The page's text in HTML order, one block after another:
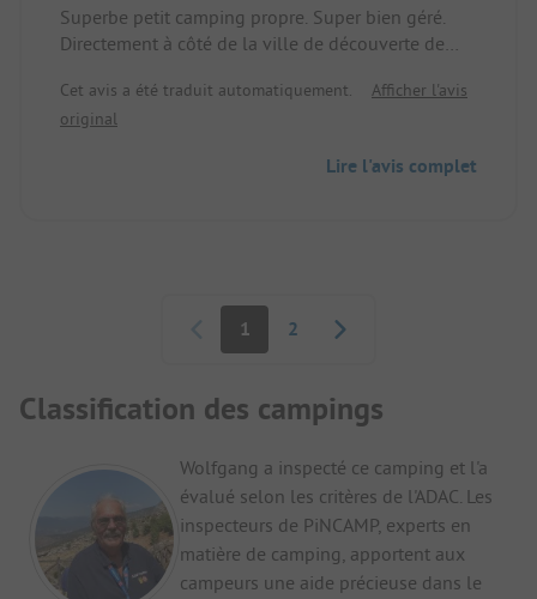
Superbe petit camping propre. Super bien géré.
Directement à côté de la ville de découverte de
pour aller au restaurant. Petite aire de jeux
disponible. Nous étions super contents pour une
Cet avis a été traduit automatiquement.
Afficher l'avis
original
Lire l'avis complet
1 2
Classification des campings
Wolfgang a inspecté ce camping et l'a
évalué selon les critères de l'ADAC. Les
inspecteurs de PiNCAMP, experts en
matière de camping, apportent aux
campeurs une aide précieuse dans le